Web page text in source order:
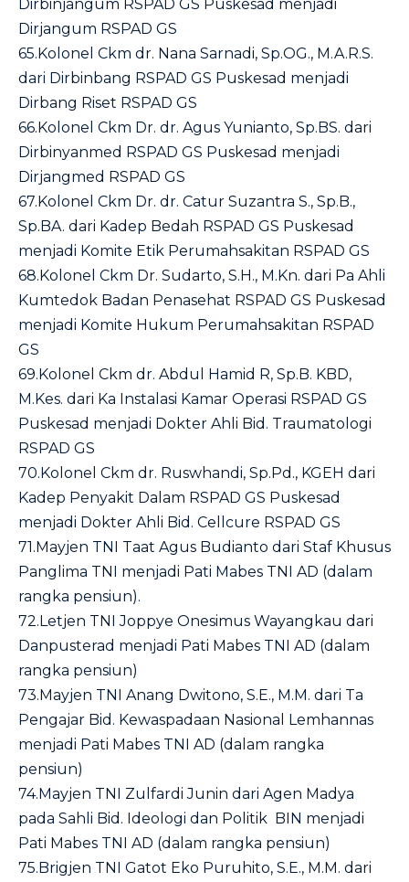
Dirbinjangum RSPAD GS Puskesad menjadi
Dirjangum RSPAD GS
65.Kolonel Ckm dr. Nana Sarnadi, Sp.OG., M.A.R.S.
dari Dirbinbang RSPAD GS Puskesad menjadi
Dirbang Riset RSPAD GS
66.Kolonel Ckm Dr. dr. Agus Yunianto, Sp.BS. dari
Dirbinyanmed RSPAD GS Puskesad menjadi
Dirjangmed RSPAD GS
67.Kolonel Ckm Dr. dr. Catur Suzantra S., Sp.B.,
Sp.BA. dari Kadep Bedah RSPAD GS Puskesad
menjadi Komite Etik Perumahsakitan RSPAD GS
68.Kolonel Ckm Dr. Sudarto, S.H., M.Kn. dari Pa Ahli
Kumtedok Badan Penasehat RSPAD GS Puskesad
menjadi Komite Hukum Perumahsakitan RSPAD
GS
69.Kolonel Ckm dr. Abdul Hamid R, Sp.B. KBD,
M.Kes. dari Ka Instalasi Kamar Operasi RSPAD GS
Puskesad menjadi Dokter Ahli Bid. Traumatologi
RSPAD GS
70.Kolonel Ckm dr. Ruswhandi, Sp.Pd., KGEH dari
Kadep Penyakit Dalam RSPAD GS Puskesad
menjadi Dokter Ahli Bid. Cellcure RSPAD GS
71.Mayjen TNI Taat Agus Budianto dari Staf Khusus
Panglima TNI menjadi Pati Mabes TNI AD (dalam
rangka pensiun).
72.Letjen TNI Joppye Onesimus Wayangkau dari
Danpusterad menjadi Pati Mabes TNI AD (dalam
rangka pensiun)
73.Mayjen TNI Anang Dwitono, S.E., M.M. dari Ta
Pengajar Bid. Kewaspadaan Nasional Lemhannas
menjadi Pati Mabes TNI AD (dalam rangka
pensiun)
74.Mayjen TNI Zulfardi Junin dari Agen Madya
pada Sahli Bid. Ideologi dan Politik BIN menjadi
Pati Mabes TNI AD (dalam rangka pensiun)
75.Brigjen TNI Gatot Eko Puruhito, S.E., M.M. dari